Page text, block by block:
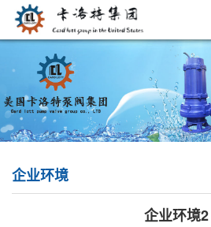
企业环境
企业环境2